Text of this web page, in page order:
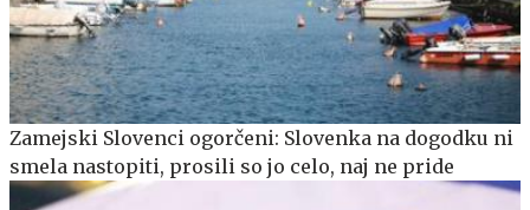
Zamejski Slovenci ogorčeni: Slovenka na dogodku ni
smela nastopiti, prosili so jo celo, naj ne pride